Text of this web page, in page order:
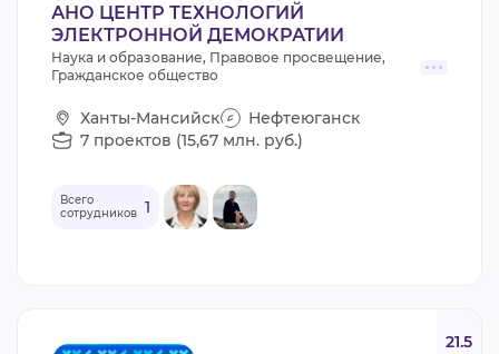
АНО ЦЕНТР ТЕХНОЛОГИЙ
ЭЛЕКТРОННОЙ ДЕМОКРАТИИ
Наука и образование, Правовое просвещение,
Гражданское общество
Ханты-Мансийск
Нефтеюганск
7 проектов (15,67 млн. руб.)
Всего
сотрудников 1
21.5